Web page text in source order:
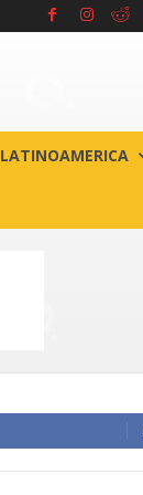
LATINOAMERICA